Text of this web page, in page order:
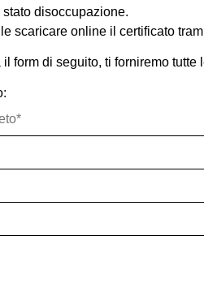
disoccupazione.
scaricare online il certificato
form di seguito, ti forniremo